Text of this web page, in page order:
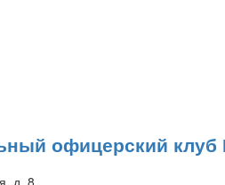
офицерский